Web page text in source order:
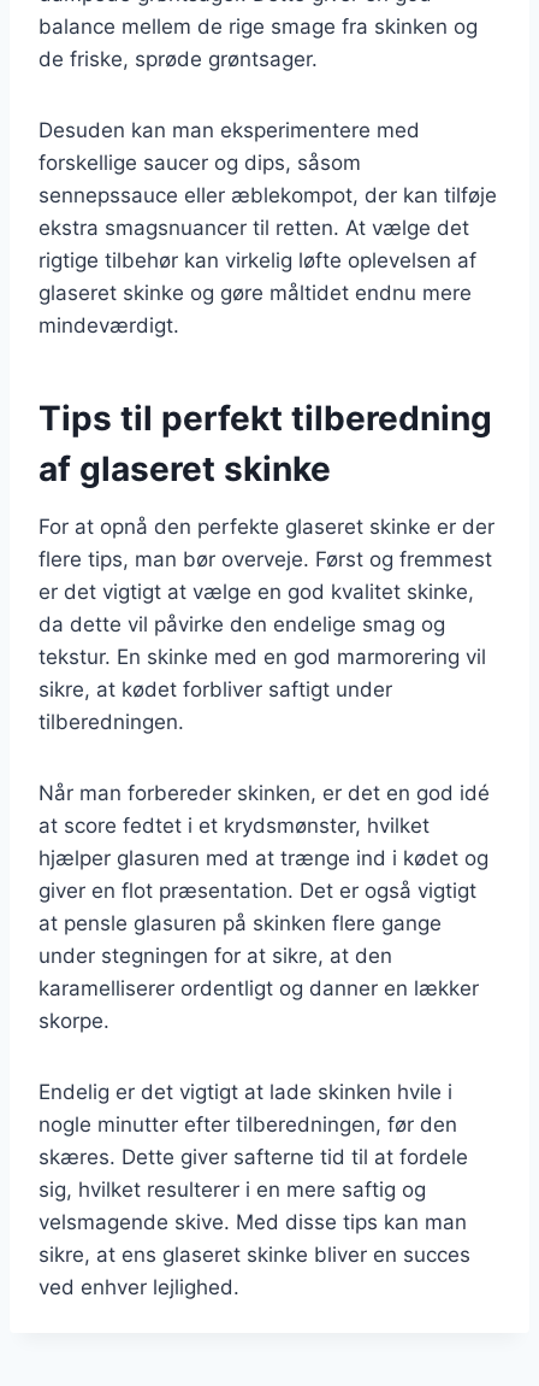
balance mellem de rige smage fra skinken og
de friske, sprøde grøntsager.
Desuden kan man eksperimentere med
forskellige saucer og dips, såsom
sennepssauce eller æblekompot, der kan tilføje
ekstra smagsnuancer til retten. At vælge det
rigtige tilbehør kan virkelig løfte oplevelsen af
glaseret skinke og gøre måltidet endnu mere
mindeværdigt.
Tips til perfekt tilberedning
af glaseret skinke
For at opnå den perfekte glaseret skinke er der
flere tips, man bør overveje. Først og fremmest
er det vigtigt at vælge en god kvalitet skinke,
da dette vil påvirke den endelige smag og
tekstur. En skinke med en god marmorering vil
sikre, at kødet forbliver saftigt under
tilberedningen.
Når man forbereder skinken, er det en god idé
at score fedtet i et krydsmønster, hvilket
hjælper glasuren med at trænge ind i kødet og
giver en flot præsentation. Det er også vigtigt
at pensle glasuren på skinken flere gange
under stegningen for at sikre, at den
karamelliserer ordentligt og danner en lækker
skorpe.
Endelig er det vigtigt at lade skinken hvile i
nogle minutter efter tilberedningen, før den
skæres. Dette giver safterne tid til at fordele
sig, hvilket resulterer i en mere saftig og
velsmagende skive. Med disse tips kan man
sikre, at ens glaseret skinke bliver en succes
ved enhver lejlighed.